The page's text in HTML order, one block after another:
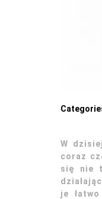
W
coraz
się nie
je